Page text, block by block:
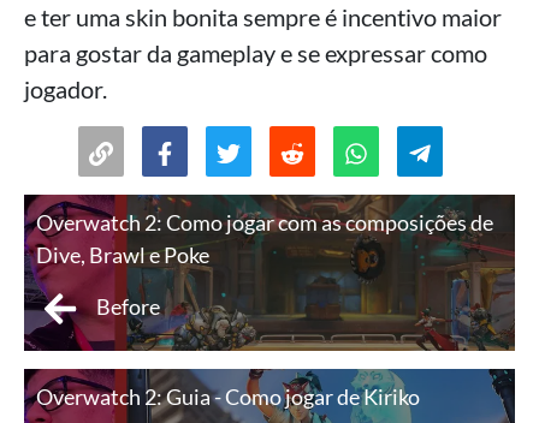
e ter uma skin bonita sempre é incentivo maior
para gostar da gameplay e se expressar como
jogador.
Overwatch 2: Como jogar com as composições de
Dive, Brawl e Poke
Before
Overwatch 2: Guia - Como jogar de Kiriko